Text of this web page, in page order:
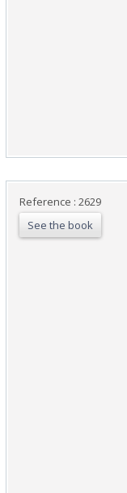
Reference : 2629
See the book